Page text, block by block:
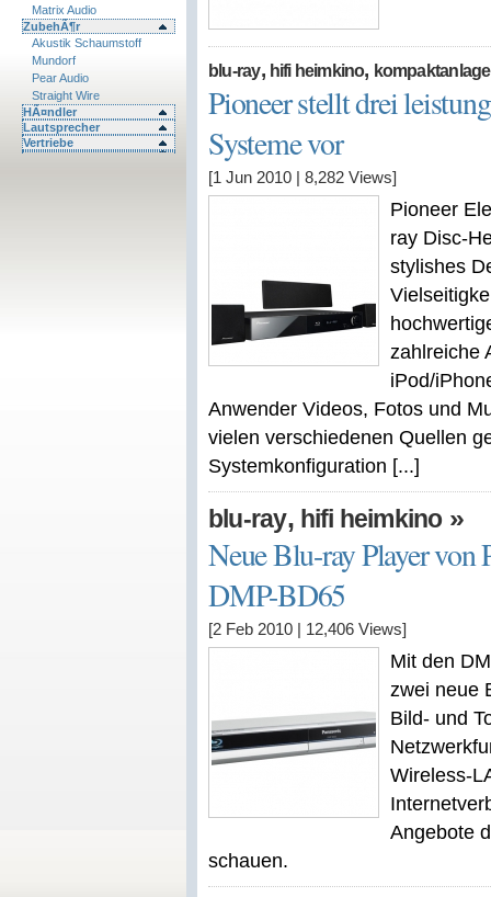
Matrix Audio
ZubehÃ¶r
Akustik Schaumstoff
Mundorf
Pear Audio
Straight Wire
HÃ¤ndler
Lautsprecher
Vertriebe
blu-ray, hifi heimkino,
Pioneer stellt drei
Systeme vor
[1 Jun 2010 8,282 Views]
Pioneer
ray Disc-
stylishes
zahlreiche
iPod/
Anwender Videos, Fotos und
vielen verschiedenen Quellen
Systemkonfiguration [...]
blu-ray, hifi heimkino»
Neue Blu-ray Player
DMP-BD65
[2 Feb 2010 12,406 Views]
Mit den
zwei neue
Bild- und
Wireless-
Angebote
schauen.